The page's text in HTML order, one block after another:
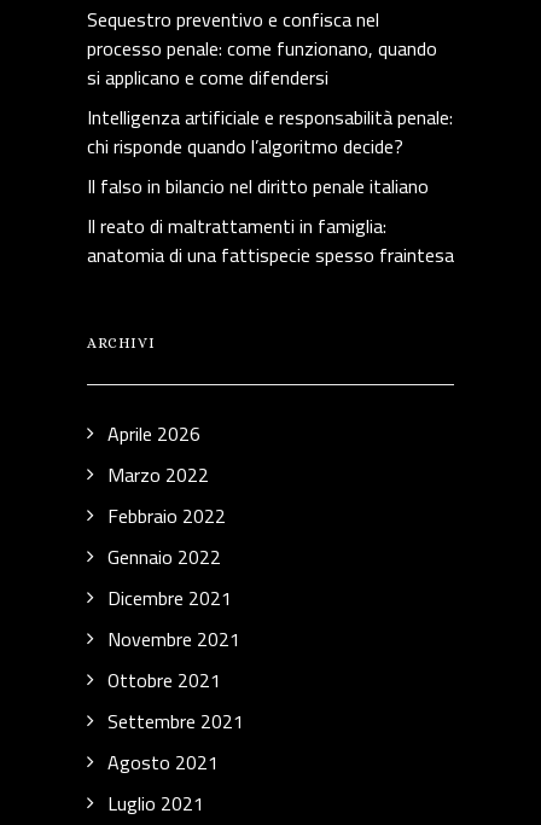
Sequestro preventivo e confisca nel
processo penale: come funzionano, quando
si applicano e come difendersi
Intelligenza artificiale e responsabilità penale:
chi risponde quando l’algoritmo decide?
Il falso in bilancio nel diritto penale italiano
Il reato di maltrattamenti in famiglia:
anatomia di una fattispecie spesso fraintesa
ARCHIVI
Aprile 2026
Marzo 2022
Febbraio 2022
Gennaio 2022
Dicembre 2021
Novembre 2021
Ottobre 2021
Settembre 2021
Agosto 2021
Luglio 2021